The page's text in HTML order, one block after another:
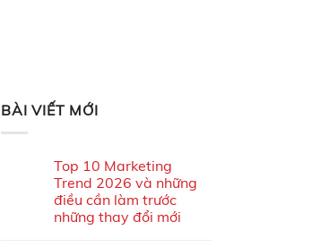
BÀI VIẾT MỚI
Top 10 Marketing
Trend 2026 và những
điều cần làm trước
những thay đổi mới